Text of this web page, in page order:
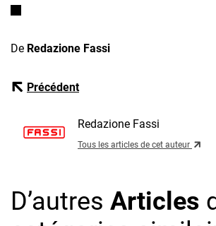
De Redazione Fassi
Précédent
Redazione Fassi
Tous les articles de cet auteur
D’autres Articles